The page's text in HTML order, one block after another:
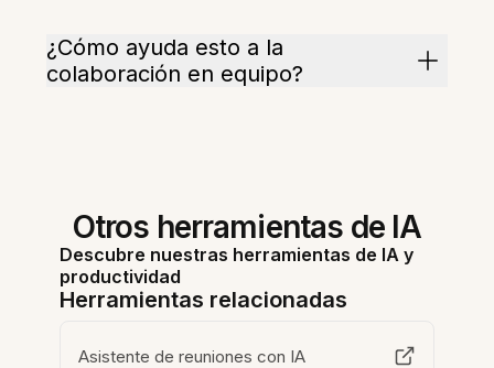
¿Cómo ayuda esto a la
colaboración en equipo?
Otros herramientas de IA
Descubre nuestras herramientas de IA y
productividad
Herramientas relacionadas
Asistente de reuniones con IA